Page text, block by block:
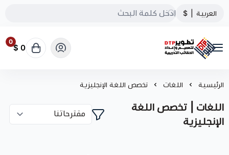
العربية $
تطوير الحقائب التدريبية
0
0 $
الرئيسية اللغات تخصص اللغة الإنجليزية
اللغات | تخصص اللغة
الإنجليزية